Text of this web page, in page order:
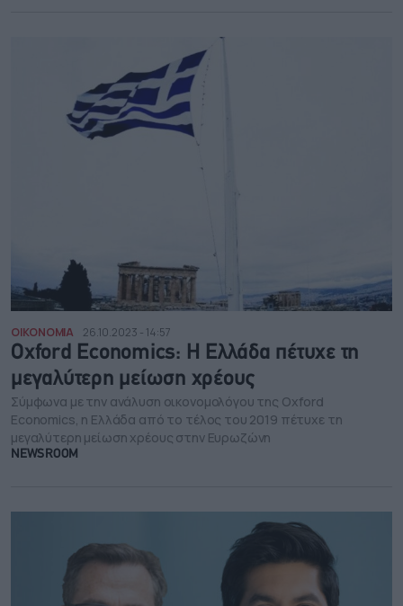
ΟΙΚΟΝΟΜΙΑ 26.10.2023 - 14:57
Oxford Economics: Η Ελλάδα πέτυχε τη
μεγαλύτερη μείωση χρέους
Σύμφωνα με την ανάλυση οικονομολόγου της Oxford
Economics, η Ελλάδα από το τέλος του 2019 πέτυχε τη
μεγαλύτερη μείωση χρέους στην Ευρωζώνη
NEWSROOM